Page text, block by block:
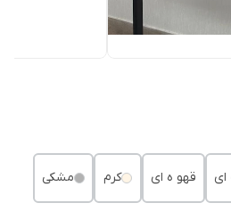
قهو ه ای کرم مشکی